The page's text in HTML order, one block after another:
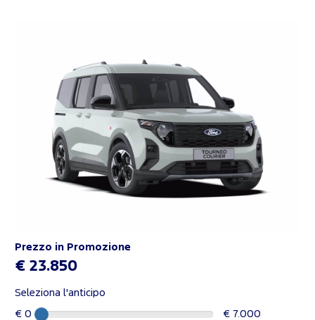
Prezzo in Promozione
€ 23.850
Seleziona l'anticipo
€ 0 € 7.000